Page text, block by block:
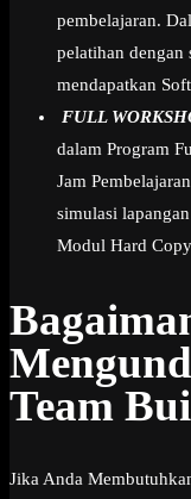
pembelajaran.
pelatihan dengan
mendapatkan
FULL
dalam Program
Jam
simulasi
Modul Hard
Team
Jika Anda